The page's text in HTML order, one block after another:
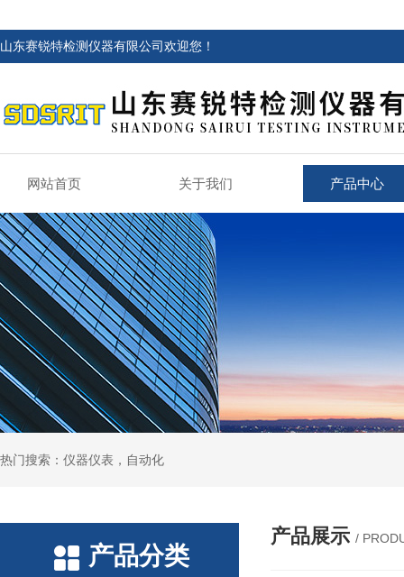
山东赛锐特检测仪器有限公司欢迎您！
网站首页 关于我们 产品中心
热门搜索：仪器仪表，自动化
产品分类
产品展示 /